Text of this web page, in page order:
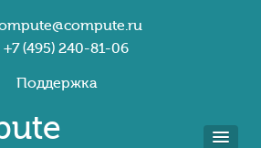
+7 (495) 240-81-06
Поддержка